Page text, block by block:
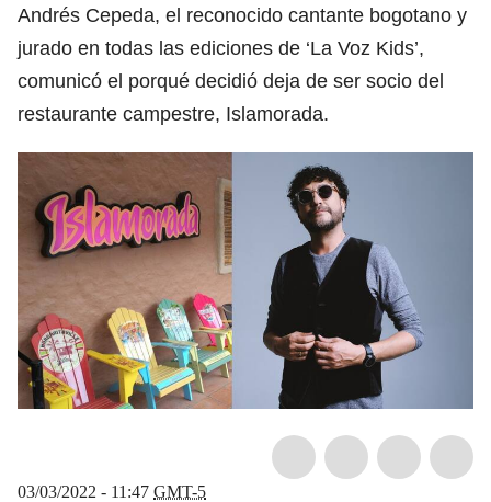
Andrés Cepeda, el reconocido cantante bogotano y
jurado en todas las ediciones de ‘La Voz Kids’,
comunicó el porqué decidió deja de ser socio del
restaurante campestre, Islamorada.
03/03/2022 - 11:47 GMT-5